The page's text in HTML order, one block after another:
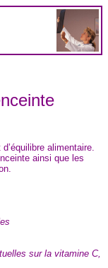
alimentaire.
ainsi que les
sur la vitamine C,